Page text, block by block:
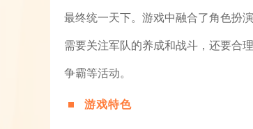
最终统一天下。游戏中融合了角色扮
需要关注军队的养成和战斗，还要合
争霸等活动。
游戏特色